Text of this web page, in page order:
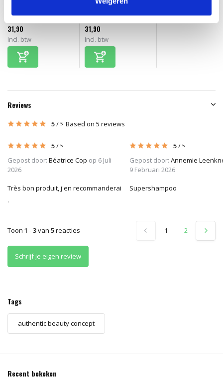
31,90
Incl. btw
Strong Hold Hairspray
31,90
Incl. btw
Reviews
5/ 5 Based on 5 reviews
5/ 5
Gepost door: Béatrice Cop op 6 Juli
2026
Très bon produit, j'en recommanderai
.
5/ 5
Gepost door: Annemie
9 Februari 2026
Supershampoo
Toon 1 -3van 5reacties 1 2
Schrijf je eigen review
Tags
authentic beauty concept
Recent bekeken